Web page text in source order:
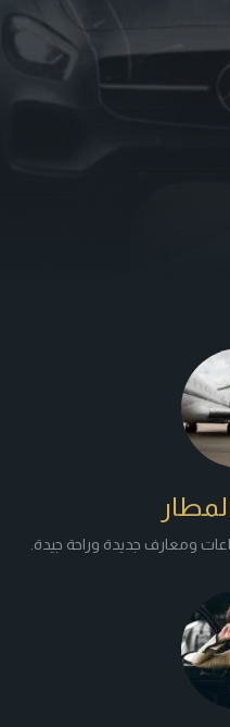
ومعارف جديدة وراحة جيدة.